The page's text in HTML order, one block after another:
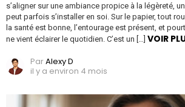
s’aligner sur une ambiance propice à la légèreté,
peut parfois s’installer en soi. Sur le papier, tout
la santé est bonne, l’entourage est présent, et
ne vient éclairer le quotidien. C’est un […] VOIR
ParAlexy D
il y a environ 4 mois